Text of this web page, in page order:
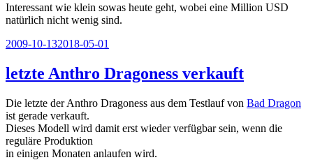
Interessant wie klein sowas heute geht, wobei eine Million USD
natürlich nicht wenig sind.
Veröffentlicht
2009-10-132018-05-01
letzte Anthro Dragoness verkauft
Die letzte der Anthro Dragoness aus dem Testlauf von Bad Dragon
ist gerade verkauft.
Dieses Modell wird damit erst wieder verfügbar sein, wenn die
reguläre Produktion
in einigen Monaten anlaufen wird.